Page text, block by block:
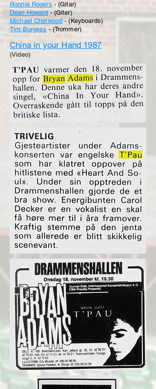
Ronnie Rogers - (Gitar)
Dean Howard - (Gitar)
Michael Chetwood - (Keyboards)
Tim Burgess - (Trommer)
China in your Hand 1987
(Video)